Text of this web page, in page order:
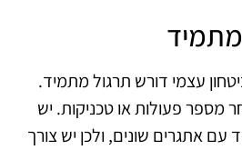
עצמי דורש תרגול מתמיד.
מספר פעולות או טכניקות. יש
אתגרים שונים, ולכן יש צורך